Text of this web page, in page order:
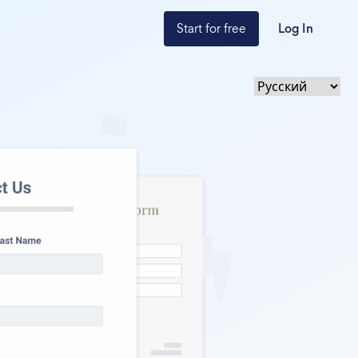
Start for free Log In